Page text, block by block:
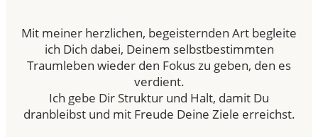
Mit meiner herzlichen, begeisternden Art begleite
ich Dich dabei, Deinem selbstbestimmten
Traumleben wieder den Fokus zu geben, den es
verdient.
Ich gebe Dir Struktur und Halt, damit Du
dranbleibst und mit Freude Deine Ziele erreichst.